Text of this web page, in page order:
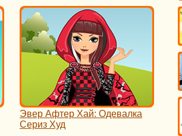
Эвер Афтер Хай: Одевалка
Сериз Худ